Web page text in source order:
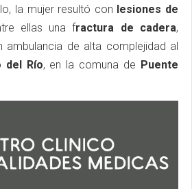
la mujer resultó con lesiones de
ellas una fractura de cadera,
ambulancia de alta complejidad al
del Río, en la comuna de Puente